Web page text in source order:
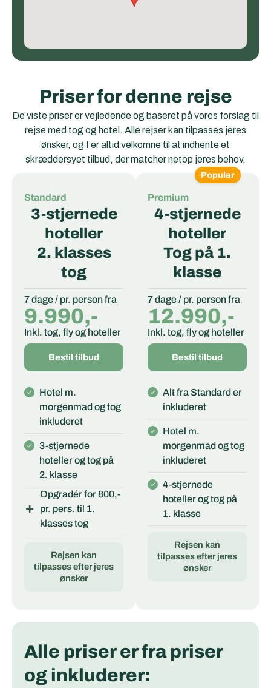
Priser for denne rejse
De viste priser er vejledende og baseret på vores forslag til
rejse med tog og hotel. Alle rejser kan tilpasses jeres
ønsker, og I er altid velkomne til at indhente et
skræddersyet tilbud, der matcher netop jeres behov.
Standard
3-stjernede
hoteller
2. klasses
tog
7 dage / pr. person fra
9.990,-
Inkl. tog, fly og hoteller
Bestil tilbud
Hotel m.
morgenmad og tog
inkluderet
3-stjernede
hoteller og tog på
2. klasse
Opgradér for 800,-
pr. pers. til 1.
klasses tog
Rejsen kan
tilpasses efter jeres
ønsker
Premium
4-stjernede
hoteller
Tog på 1.
klasse
7 dage / pr. person fra
12.990,-
Inkl. tog, fly og hoteller
Bestil tilbud
Alt fra Standard er
inkluderet
Hotel m.
morgenmad og tog
inkluderet
4-stjernede
hoteller og tog på
1. klasse
Rejsen kan
tilpasses efter jeres
ønsker
Popular
Alle priser er fra priser
og inkluderer: